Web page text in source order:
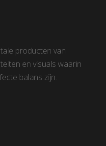
producten van
en visuals waarin
balans zijn.